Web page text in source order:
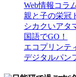
Web情報コラ
親と子の栄冠
シカクいアタ
国語でGO！
エコプリンテ
デジタルパン